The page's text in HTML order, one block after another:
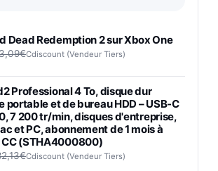
Dead Redemption 2 sur Xbox One
Cdiscount (Vendeur Tiers)
Professional 4 To, disque dur
portable et de bureau HDD – USB-C
7 200 tr/min, disques d'entreprise,
et PC, abonnement de 1 mois à
(STHA4000800)
Cdiscount (Vendeur Tiers)